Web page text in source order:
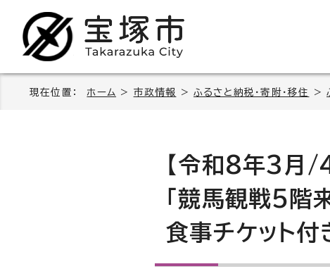
現在位置： ホーム > 市政情報 >ふるさと納税・寄附・移住 >
【令和8年3月/
「競馬観戦5階
食事チケット付